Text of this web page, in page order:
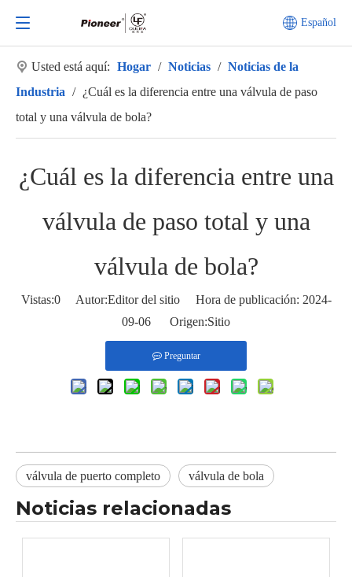
Español
Usted está aquí: Hogar / Noticias / Noticias de la
Industria / ¿Cuál es la diferencia entre una válvula de paso
total y una válvula de bola?
¿Cuál es la diferencia entre una
válvula de paso total y una
válvula de bola?
Vistas:0Autor:Editor del sitio Hora de publicación: 2024-
09-06 Origen:Sitio
Preguntar
válvula de puerto completo válvula de bola
Noticias relacionadas